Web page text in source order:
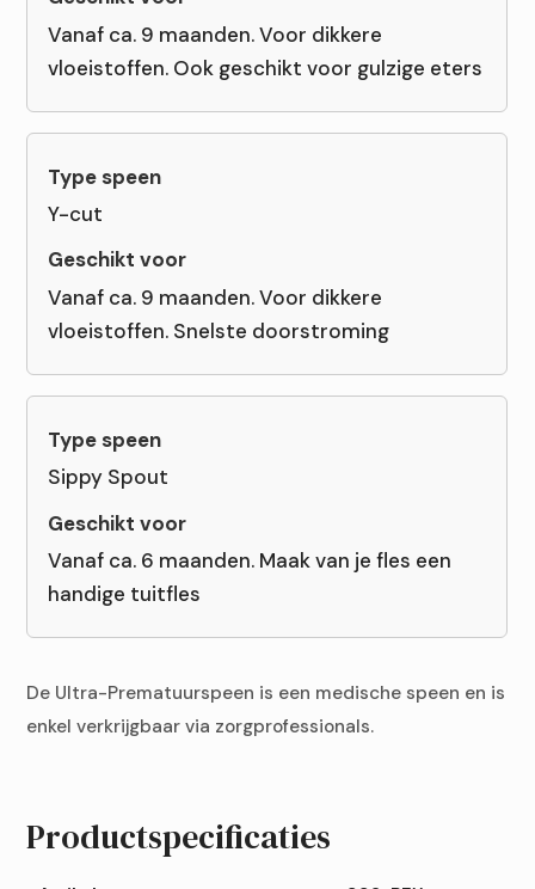
Vanaf ca. 9 maanden. Voor dikkere
vloeistoffen. Ook geschikt voor gulzige eters
Y-cut
Vanaf ca. 9 maanden. Voor dikkere
vloeistoffen. Snelste doorstroming
Sippy Spout
Vanaf ca. 6 maanden. Maak van je fles een
handige tuitfles
De Ultra-Prematuurspeen is een medische speen en is
enkel verkrijgbaar via zorgprofessionals.
Productspecificaties